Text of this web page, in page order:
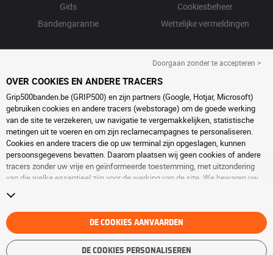
Gids
Bandengarantie
Cookiesbeheer
Wettelijke vermeldingen
Doorgaan zonder te accepteren >
OVER COOKIES EN ANDERE TRACERS
Grip500banden.be (GRIP500) en zijn partners (Google, Hotjar, Microsoft)
gebruiken cookies en andere tracers (webstorage) om de goede werking
van de site te verzekeren, uw navigatie te vergemakkelijken, statistische
metingen uit te voeren en om zijn reclamecampagnes te personaliseren.
Cookies en andere tracers die op uw terminal zijn opgeslagen, kunnen
persoonsgegevens bevatten. Daarom plaatsen wij geen cookies of andere
tracers zonder uw vrije en geïnformeerde toestemming, met uitzondering
van die welke essentieel zijn voor de werking van de site. We bewaren uw
naar de pagina over
om verder te surfen zonder het deponeren van cookies of andere tracers te
aanvaarden. Weigering verhindert de toegang tot diensten niet GRIP500.
Voor meer informatie,bezoek de cookies en andere tracerspagina.
DE COOKIES AANVAARDEN
DE COOKIES PERSONALISEREN